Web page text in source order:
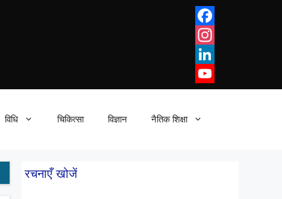
Facebook
Instagram
LinkedIn
YouTube
विधि चिकित्सा विज्ञान नैतिक शिक्षा
रचनाएँ खोजें